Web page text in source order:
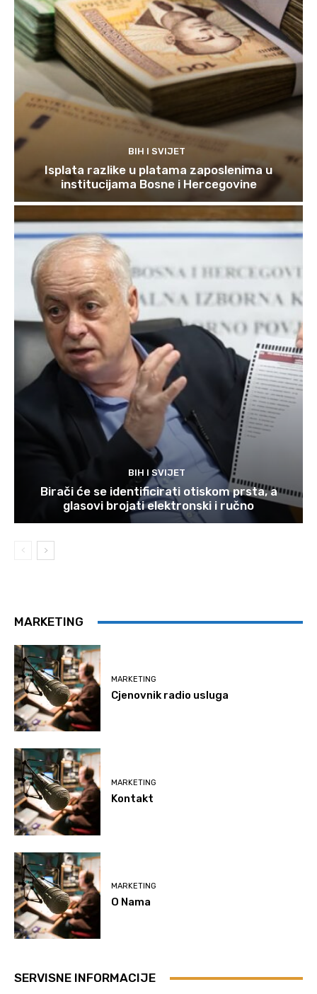
BIH I SVIJET
Isplata razlike u platama zaposlenima u
institucijama Bosne i Hercegovine
BIH I SVIJET
Birači će se identificirati otiskom prsta, a
glasovi brojati elektronski i ručno
MARKETING
MARKETING
Cjenovnik radio usluga
MARKETING
Kontakt
MARKETING
O Nama
SERVISNE INFORMACIJE